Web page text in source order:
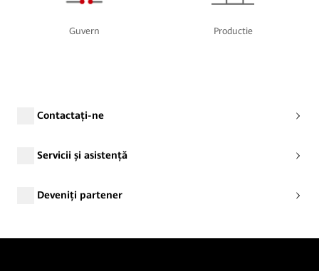
Guvern Productie
Contactați-ne
Servicii și asistență
Deveniți partener